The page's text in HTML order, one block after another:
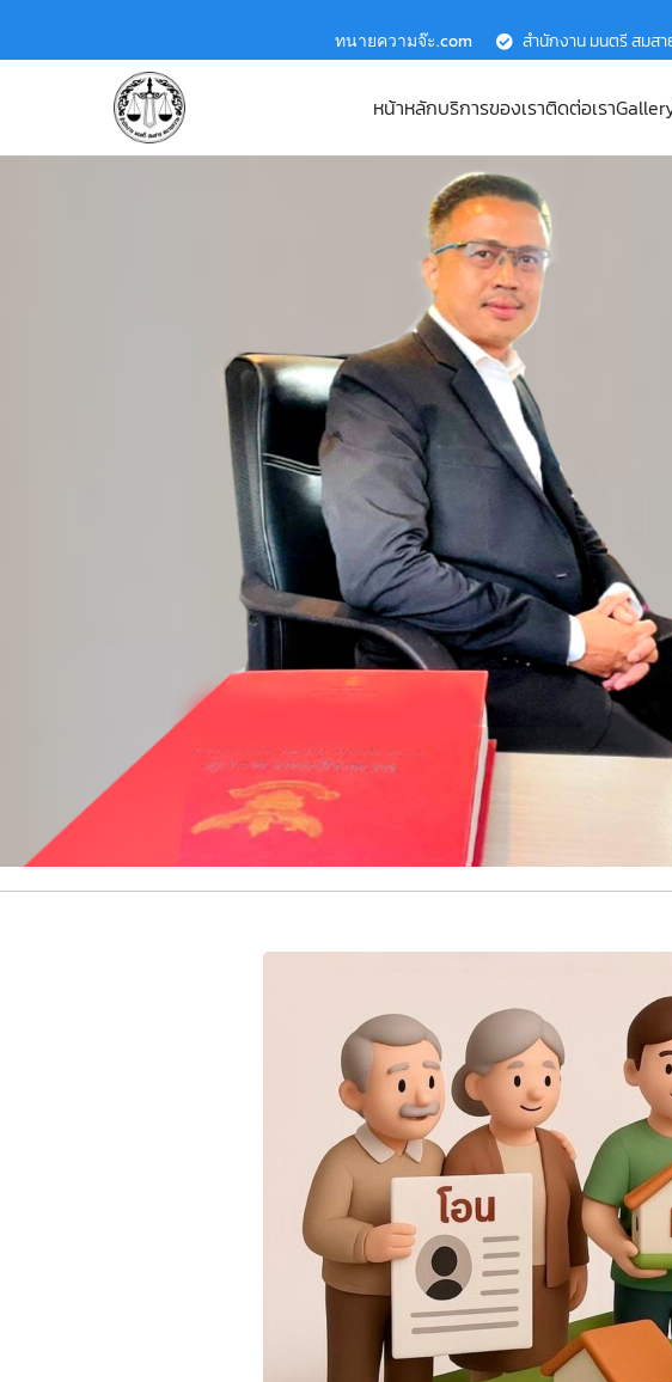
ทนายความจ๊ะ.com สำนักงาน มนตรี สมส
หน้าหลักบริการของเราติดต่อเรา